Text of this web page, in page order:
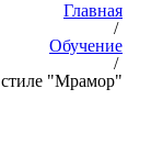
Главная
/
Обучение
/
"Мрамор"